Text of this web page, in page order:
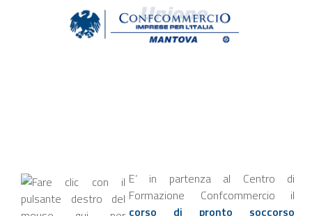
E’ in partenza al Centro di
Formazione Confcommercio il
corso di pronto soccorso